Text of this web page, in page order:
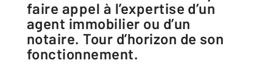
faire appel à l’expertise d’un
agent immobilier ou d’un
notaire. Tour d’horizon de son
fonctionnement.